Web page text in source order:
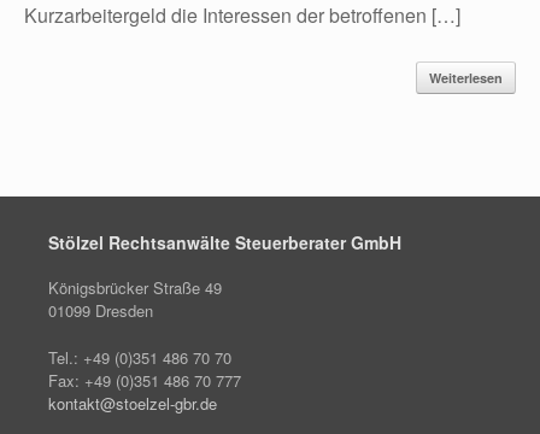
Kurzarbeitergeld die Interessen der betroffenen […]
Weiterlesen
Stölzel Rechtsanwälte Steuerberater GmbH
Königsbrücker Straße 49
01099 Dresden
Tel.: +49 (0)351 486 70 70
Fax: +49 (0)351 486 70 777
kontakt@stoelzel-gbr.de